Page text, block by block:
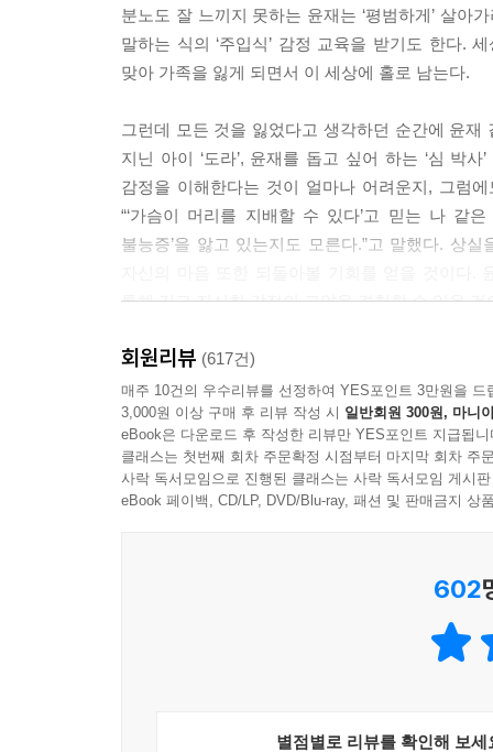
분노도 잘 느끼지 못하는 윤재는 ‘평범하게’ 살아
말하는 식의 ‘주입식’ 감정 교육을 받기도 한다.
맞아 가족을 잃게 되면서 이 세상에 홀로 남는다.
그런데 모든 것을 잃었다고 생각하던 순간에 윤재
지닌 아이 ‘도라’, 윤재를 돕고 싶어 하는 ‘심 박
감정을 이해한다는 것이 얼마나 어려운지, 그럼
“‘가슴이 머리를 지배할 수 있다’고 믿는 나 같
불능증’을 앓고 있는지도 모른다.”고 말했다. 상
통해 깊고 진실한 감정의 고양을 경험할 수 있을 것
영화보다 강렬한, 드라마처럼 팽팽한
한국형 영어덜트 소설의 탄생!
출판평론가 한기호는 『아몬드』를 ‘한국형 영어
러너』나 『헝거 게임』 등 환상성과 장르성이
확장되고 있다. 영어덜트 문학은 배경이 되는
놓인 10대 주인공의 모습을 통해 타인에게 공감
사회의 근본적인 문제를 녹여 내면서 문학적 감동
독자의 마음을 감동으로 채워 줄 이야기꾼의 등장
회원리뷰 (617건)
매주 10건의 우수리뷰를 선정하여 YES포인트 3만원을 드
3,000원 이상 구매 후 리뷰 작성 시 일반회원 300원, 마니
eBook은 다운로드 후 작성한 리뷰만 YES포인트 지급됩니
클래스는 첫번째 회차 주문확정 시점부터 마지막 회차 주
사락 독서모임으로 진행된 클래스는 사락 독서모임 게시
eBook 페이백, CD/LP, DVD/Blu-ray, 패션 및 판매금지 상
602
별점별로 리뷰를 확인해 보세